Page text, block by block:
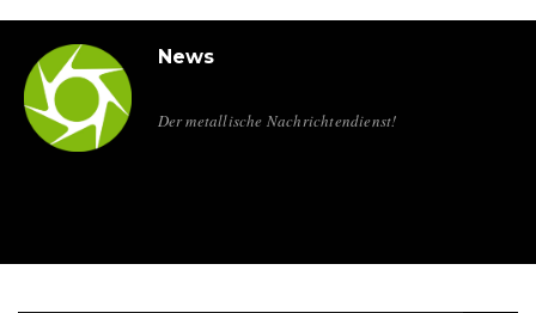
News
Der metallische Nachrichtendienst!